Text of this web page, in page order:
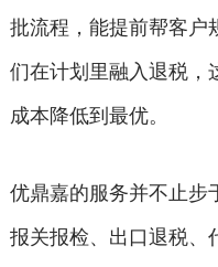
批流程，能提前帮客户
们在计划里融入退税，
成本降低到最优。
优鼎嘉的服务并不止步
报关报检、出口退税、